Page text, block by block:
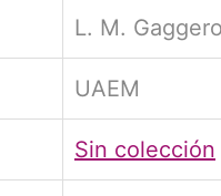
L. M.
UAEM
Sin colección